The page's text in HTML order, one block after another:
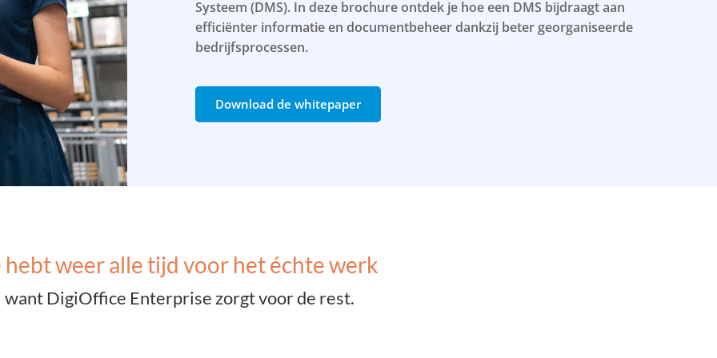
Systeem (DMS). In deze brochure ontdek je hoe een DMS bijdraagt aan
efficiënter informatie en documentbeheer dankzij beter georganiseerde
bedrijfsprocessen.
Download de whitepaper
hebt weer alle tijd voor het échte werk
want DigiOffice Enterprise zorgt voor de rest.